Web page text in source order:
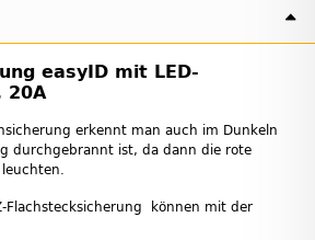
easyID mit LED-
20A
erkennt man auch im Dunkeln
durchgebrannt ist, da dann die rote
Flachstecksicherung können mit der